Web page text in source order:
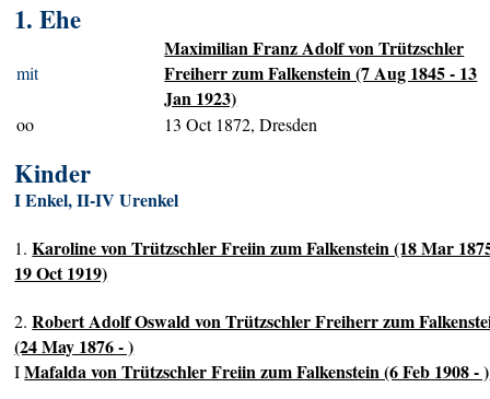
1. Ehe
mit
Maximilian Franz Adolf von Trützschler
Freiherr zum Falkenstein (7 Aug 1845 - 13
Jan 1923)
oo 13 Oct 1872, Dresden
Kinder
I Enkel, II-IV Urenkel
1.Karoline von Trützschler Freiin zum Falkenstein (18 Mar
19 Oct 1919)
2.Robert Adolf Oswald von Trützschler Freiherr zum
(24 May 1876 - )
IMafalda von Trützschler Freiin zum Falkenstein (6 Feb 1908 - )